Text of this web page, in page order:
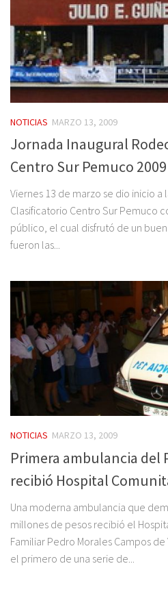
NOTICIAS MARZO 13, 2009
Jornada Inaugural
Centro Sur Pemuco 2009
Viernes 13 de marzo se dio inicio
Clasificatorio Centro Sur Pemuco
público, el cual disfrutó de un
fueron las...
NOTICIAS MARZO 13, 2009
Primera ambulancia del
recibió Hospital
Una moderna ambulancia que
millones de pesos recibió el
Familiar Pedro Morales Campos
el primero de una serie de...